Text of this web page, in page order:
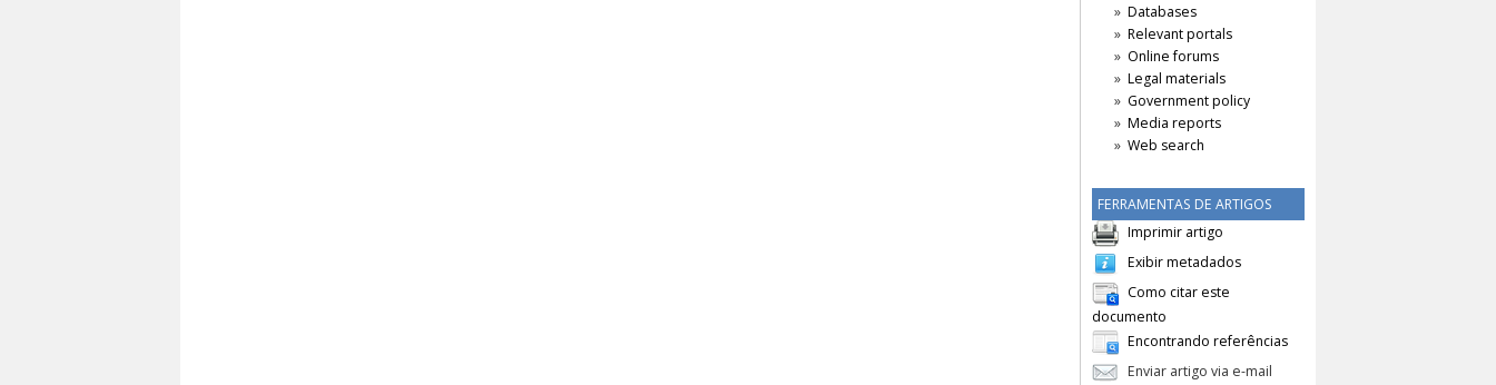
Databases
Relevant portals
Online forums
Legal materials
Government policy
Media reports
Web search
FERRAMENTAS DE ARTIGOS
Imprimir artigo
Exibir metadados
Como citar este
documento
Encontrando referências
Enviar artigo via e-mail